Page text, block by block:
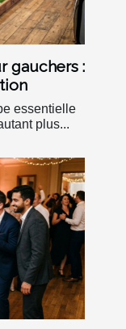
gauchers :
essentielle
plus...